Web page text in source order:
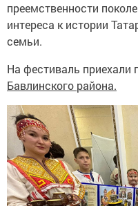
преемственности
интереса к истории
семьи.
На фестиваль приехали
Бавлинского района.